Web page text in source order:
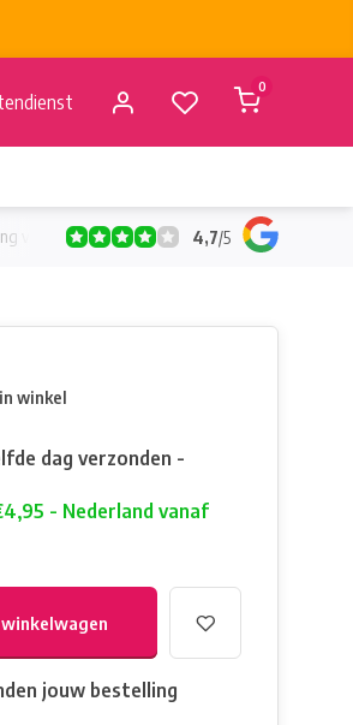
0
vanaf €50 Verzending vanaf BE €4,95 -
4,7/5
winkel
dag verzonden -
- Nederland vanaf
winkelwagen
jouw bestelling